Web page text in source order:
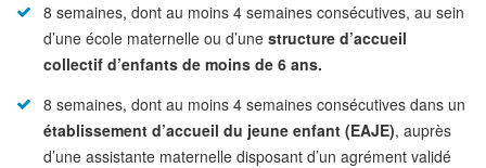
8 semaines, dont au moins 4 semaines consécutives, au sein
d’une école maternelle ou d’une structure d’accueil
collectif d’enfants de moins de 6 ans.
8 semaines, dont au moins 4 semaines consécutives dans un
établissement d’accueil du jeune enfant (EAJE), auprès
d’une assistante maternelle disposant d’un agrément validé